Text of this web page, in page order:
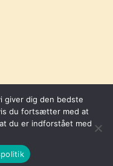
udviklet afHellodigital
giver dig den bedste
du fortsætter med at
du er indforstået med